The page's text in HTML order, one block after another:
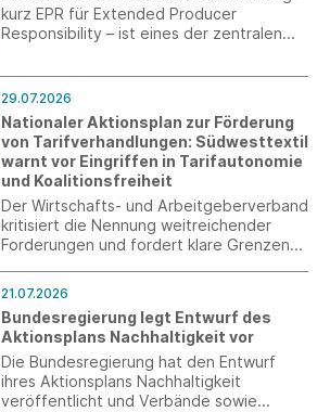
kurz EPR für Extended Producer
Responsibility – ist eines der zentralen
die Textilbranche in den kommenden
Jahren begleiten wird. Unsere neue
Textil-EPR-Übersicht bündelt den
aktuellen Stand über die relevanten
Export- und Zielmärkte hinweg und macht
auf einen Blick sichtbar, wo bereits
Pflichten bestehen und wo Systeme
derzeit noch im Aufbau sind.
29.07.2026
Nationaler Aktionsplan zur Förderung
von Tarifverhandlungen: Südwesttextil
warnt vor Eingriffen in Tarifautonomie
und Koalitionsfreiheit
Der Wirtschafts- und Arbeitgeberverband
kritisiert die Nennung weitreichender
Forderungen und fordert klare Grenzen
21.07.2026
Bundesregierung legt Entwurf des
Aktionsplans Nachhaltigkeit vor
Die Bundesregierung hat den Entwurf
ihres Aktionsplans Nachhaltigkeit
veröffentlicht und Verbände sowie